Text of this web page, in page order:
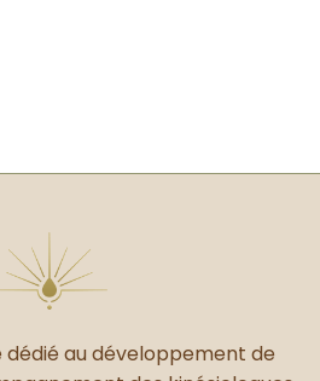
au développement de